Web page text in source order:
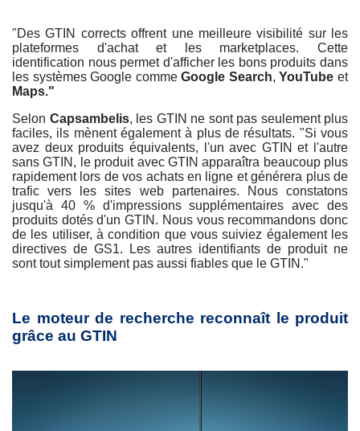
"Des GTIN corrects offrent une meilleure visibilité sur les
plateformes d'achat et les marketplaces. Cette
identification nous permet d'afficher les bons produits dans
les systèmes Google commeGoogle Search,YouTube et
Maps."
Selon Capsambelis, les GTIN ne sont pas seulement plus
faciles, ils mènent également à plus de résultats. "Si vous
avez deux produits équivalents, l'un avec GTIN et l'autre
sans GTIN, le produit avec GTIN apparaîtra beaucoup plus
rapidement lors de vos achats en ligne et générera plus de
trafic vers les sites web partenaires. Nous constatons
jusqu'à 40 % d'impressions supplémentaires avec des
produits dotés d'un GTIN. Nous vous recommandons donc
de les utiliser, à condition que vous suiviez également les
directives de GS1. Les autres identifiants de produit ne
sont tout simplement pas aussi fiables que le GTIN."
Le moteur de recherche reconnaît le produit
grâce au GTIN